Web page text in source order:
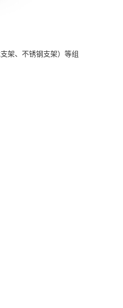
架、不锈钢支架）等组